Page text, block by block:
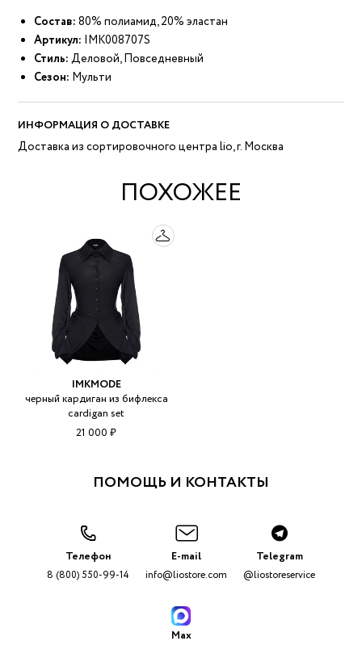
Состав: 80% полиамид, 20% эластан
Артикул: IMK008707S
Стиль: Деловой, Повседневный
Сезон: Мульти
ИНФОРМАЦИЯ О ДОСТАВКЕ
Доставка из сортировочного центра lio, г. Москва
ПОХОЖЕЕ
IMKMODE
черный кардиган из бифлекса
cardigan set
21 000 ₽
ПОМОЩЬ И КОНТАКТЫ
Телефон
8 (800) 550-99-14
E-mail
info@liostore.com
Telegram
@liostoreservice
Max